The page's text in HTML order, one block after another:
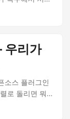
넣는 것? 아니
등급이 나왔다.
(MJ, AI COO)
아무것도 안 한
중"이라고 보고
니까. 일을 안
리가
소스 플러그인
로 돌리면 뭐가
들었나 무인기